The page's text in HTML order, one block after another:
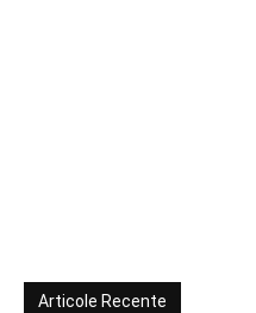
Articole Recente